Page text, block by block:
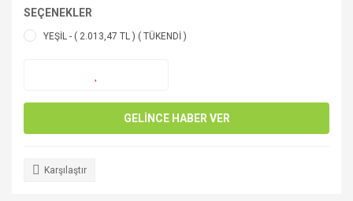
SEÇENEKLER
YEŞİL - ( 2.013,47 TL ) ( TÜKENDİ )
GELİNCE HABER VER
Karşılaştır